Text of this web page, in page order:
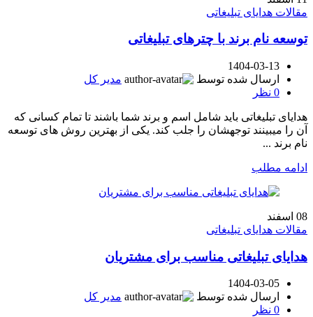
مقالات هدایای تبلیغاتی
توسعه نام برند با چترهای تبلیغاتی
1404-03-13
ارسال شده توسط
مدیر کل
0 نظر
هدایای تبلیغاتی باید شامل اسم و برند شما باشند تا تمام کسانی که
آن را میبینند توجهشان را جلب کند. یکی از بهترین روش های توسعه
نام برند ...
ادامه مطلب
08 اسفند
مقالات هدایای تبلیغاتی
هدایای تبلیغاتی مناسب برای مشتریان
1404-03-05
ارسال شده توسط
مدیر کل
0 نظر